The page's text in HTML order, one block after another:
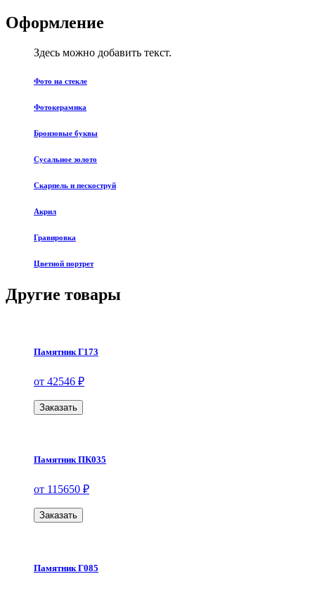
Оформление
Здесь можно добавить текст.
Фото на стекле
Фотокерамика
Бронзовые буквы
Сусальное золото
Скарпель и пескоструй
Акрил
Гравировка
Цветной портрет
Другие товары
Памятник Г173
от 42546 ₽
Заказать
Памятник ПК035
от 115650 ₽
Заказать
Памятник Г085